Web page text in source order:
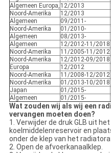
Algemeen Europa, 12/2013
Noord-Amerika
12/2013
Algemeen
09/2011-
Noord-Amerika
01/2010-
Algemeen
08/2013-
Algemeen
12/2012-11/2018
Noord-Amerika
11/2005-11/2012
Noord-Amerika
12/2012-09/2018
Europa
12/2012
Noord-Amerika
11/2008-12/2012
Noord-Amerika
01/2013-10/2018
Japan
01/2015-
Algemeen
01/2015-
Wat zouden wij als wij een
vervangen moeten doen?
1. Verwijder de druk GLB uit
koelmiddelenreservoir en
onder de klep van het
2. Open de afvoerkanaalklep.